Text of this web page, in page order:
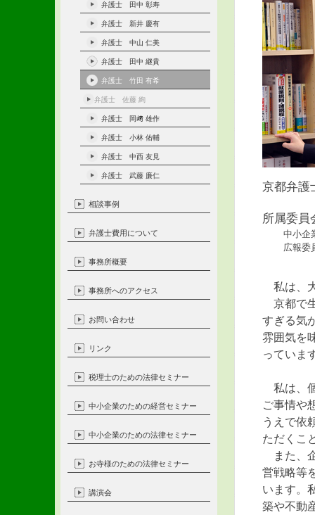
京都弁護
所属委員
中小企
広報委
私は、
京都で
すぎる気
雰囲気を
っていま
私は、
ご事情や
うえで依
ただくこ
また、
営戦略等
います。
築や不動
弁護士 田中 彰寿
弁護士 新井 慶有
弁護士 中山 仁美
弁護士 田中 継貴
弁護士 竹田 有希
弁護士 佐藤 絢
弁護士 岡﨑 雄作
弁護士 小林 佑輔
弁護士 中西 友見
弁護士 武藤 廉仁
相談事例
弁護士費用について
事務所概要
事務所へのアクセス
お問い合わせ
リンク
税理士のための法律セミナー
中小企業のための経営セミナー
中小企業のための法律セミナー
お寺様のための法律セミナー
講演会